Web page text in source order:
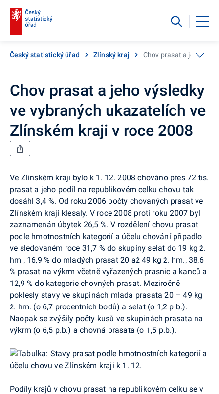
Český statistický úřad Zlínský kraj Chov prasat a jeho
Chov prasat a jeho výsledky
ve vybraných ukazatelích ve
Zlínském kraji v roce 2008
Ve Zlínském kraji bylo k 1. 12. 2008 chováno přes 72 tis.
prasat a jeho podíl na republikovém celku chovu tak
dosáhl 3,4 %. Od roku 2006 počty chovaných prasat ve
Zlínském kraji klesaly. V roce 2008 proti roku 2007 byl
zaznamenán úbytek 26,5 %. V rozdělení chovu prasat
podle hmotnostních kategorií a účelu chování připadlo
ve sledovaném roce 31,7 % do skupiny selat do 19 kg ž.
hm., 16,9 % do mladých prasat 20 až 49 kg ž. hm., 38,6
% prasat na výkrm včetně vyřazených prasnic a kanců a
12,9 % do kategorie chovných prasat. Meziročně
poklesly stavy ve skupinách mladá prasata 20 – 49 kg
ž. hm. (o 6,7 procentních bodů) a selat (o 1,2 p.b.).
Naopak se zvýšily počty kusů ve skupinách prasata na
výkrm (o 6,5 p.b.) a chovná prasata (o 1,5 p.b.).
Podíly krajů v chovu prasat na republikovém celku se v